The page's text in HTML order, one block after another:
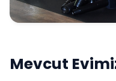
Mevcut